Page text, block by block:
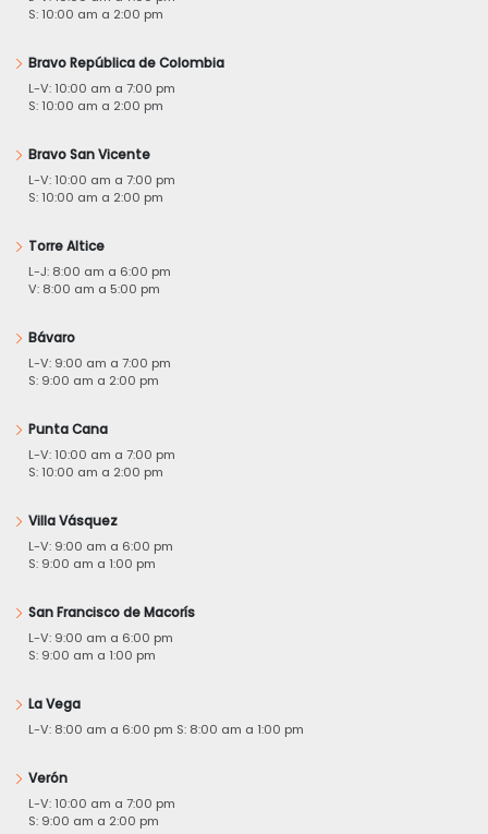
S: 10:00 am a 2:00 pm
Bravo República de Colombia
L-V: 10:00 am a 7:00 pm
S: 10:00 am a 2:00 pm
Bravo San Vicente
L-V: 10:00 am a 7:00 pm
S: 10:00 am a 2:00 pm
Torre Altice
L-J: 8:00 am a 6:00 pm
V: 8:00 am a 5:00 pm
Bávaro
L-V: 9:00 am a 7:00 pm
S: 9:00 am a 2:00 pm
Punta Cana
L-V: 10:00 am a 7:00 pm
S: 10:00 am a 2:00 pm
Villa Vásquez
L-V: 9:00 am a 6:00 pm
S: 9:00 am a 1:00 pm
San Francisco de Macorís
L-V: 9:00 am a 6:00 pm
S: 9:00 am a 1:00 pm
La Vega
L-V: 8:00 am a 6:00 pm S: 8:00 am a 1:00 pm
Verón
L-V: 10:00 am a 7:00 pm
S: 9:00 am a 2:00 pm